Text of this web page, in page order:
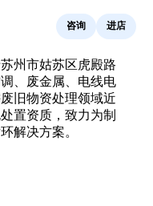
咨询 进店
州市姑苏区虎殿路
、废金属、电线电
旧物资处理领域近
置资质，致力为制
解决方案。